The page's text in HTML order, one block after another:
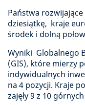
Państwa
dziesiątkę, kraje
środek i dolną
Wyniki Globalnego
(GIS), które mierzy
indywidualnych
na 4 pozycji. Kraje
zajęły 9 z 10